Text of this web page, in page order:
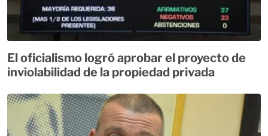
El oficialismo logró aprobar el proyecto de
inviolabilidad de la propiedad privada